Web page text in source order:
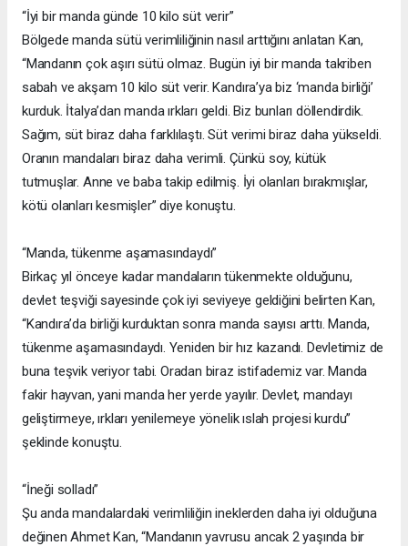
“İyi bir manda günde 10 kilo süt verir”
Bölgede manda sütü verimliliğinin nasıl arttığını anlatan Kan,
“Mandanın çok aşırı sütü olmaz. Bugün iyi bir manda takriben
sabah ve akşam 10 kilo süt verir. Kandıra’ya biz ‘manda birliği’
kurduk. İtalya’dan manda ırkları geldi. Biz bunları döllendirdik.
Sağım, süt biraz daha farklılaştı. Süt verimi biraz daha yükseldi.
Oranın mandaları biraz daha verimli. Çünkü soy, kütük
tutmuşlar. Anne ve baba takip edilmiş. İyi olanları bırakmışlar,
kötü olanları kesmişler” diye konuştu.
“Manda, tükenme aşamasındaydı”
Birkaç yıl önceye kadar mandaların tükenmekte olduğunu,
devlet teşviği sayesinde çok iyi seviyeye geldiğini belirten Kan,
“Kandıra’da birliği kurduktan sonra manda sayısı arttı. Manda,
tükenme aşamasındaydı. Yeniden bir hız kazandı. Devletimiz de
buna teşvik veriyor tabi. Oradan biraz istifademiz var. Manda
fakir hayvan, yani manda her yerde yayılır. Devlet, mandayı
geliştirmeye, ırkları yenilemeye yönelik ıslah projesi kurdu”
şeklinde konuştu.
“İneği solladı”
Şu anda mandalardaki verimliliğin ineklerden daha iyi olduğuna
değinen Ahmet Kan, “Mandanın yavrusu ancak 2 yaşında bir